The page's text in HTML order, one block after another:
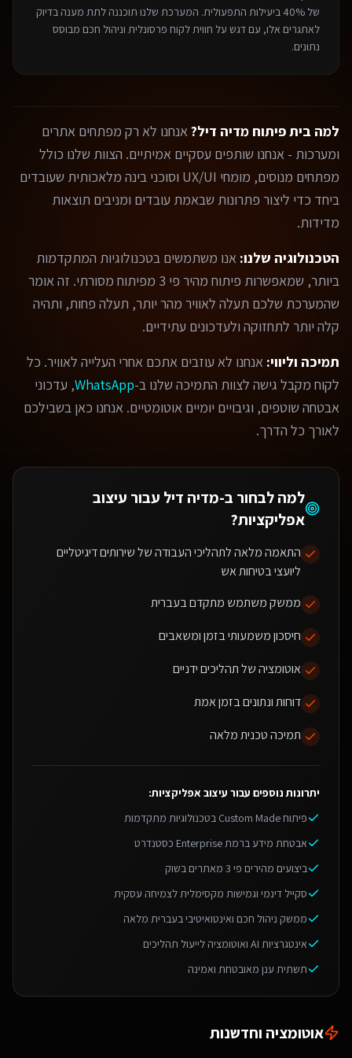
של 40% ביעילות התפעולית. המערכת שלנו תוכננה לתת מענה בדיוק
לאתגרים אלו, עם דגש על חווית לקוח פרסונלית וניהול חכם מבוסס
נתונים.
למה בית פיתוח מדיה דיל?אנחנו לא רק מפתחים אתרים
ומערכות - אנחנו שותפים עסקיים אמיתיים. הצוות שלנו כולל
מפתחים מנוסים, מומחי UX/UI וסוכני בינה מלאכותית שעובדים
ביחד כדי ליצור פתרונות שבאמת עובדים ומניבים תוצאות
מדידות.
הטכנולוגיה שלנו: אנו משתמשים בטכנולוגיות המתקדמות
ביותר, שמאפשרות פיתוח מהיר פי 3 מפיתוח מסורתי. זה אומר
שהמערכת שלכם תעלה לאוויר מהר יותר, תעלה פחות, ותהיה
קלה יותר לתחזוקה ולעדכונים עתידיים.
תמיכה וליווי: אנחנו לא עוזבים אתכם אחרי העלייה לאוויר. כל
לקוח מקבל גישה לצוות התמיכה שלנו ב-WhatsApp, עדכוני
אבטחה שוטפים, וגיבויים יומיים אוטומטיים. אנחנו כאן בשבילכם
לאורך כל הדרך.
למה לבחור ב-מדיה דיל עבור עיצוב
אפליקציות?
התאמה מלאה לתהליכי העבודה של שירותים דיגיטליים
ליועצי בטיחות אש
ממשק משתמש מתקדם בעברית
חיסכון משמעותי בזמן ומשאבים
אוטומציה של תהליכים ידניים
דוחות ונתונים בזמן אמת
תמיכה טכנית מלאה
יתרונות נוספים עבור עיצוב אפליקציות:
פיתוח Custom Made בטכנולוגיות מתקדמות
אבטחת מידע ברמת Enterprise כסטנדרט
ביצועים מהירים פי 3 מאתרים בשוק
סקייל דינמי וגמישות מקסימלית לצמיחה עסקית
ממשק ניהול חכם ואינטואיטיבי בעברית מלאה
אינטגרציות AI ואוטומציה לייעול תהליכים
תשתית ענן מאובטחת ואמינה
אוטומציה וחדשנות